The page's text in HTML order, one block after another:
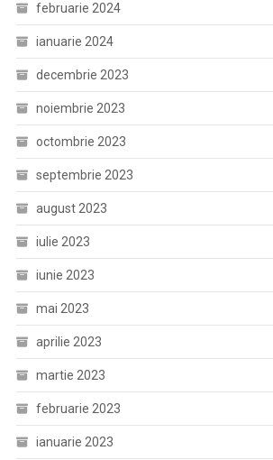
februarie 2024
ianuarie 2024
decembrie 2023
noiembrie 2023
octombrie 2023
septembrie 2023
august 2023
iulie 2023
iunie 2023
mai 2023
aprilie 2023
martie 2023
februarie 2023
ianuarie 2023